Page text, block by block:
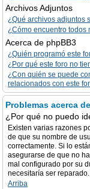
Archivos Adjuntos
¿Qué archivos adjuntos
¿Cómo encuentro todos
Acerca de phpBB3
¿Quién programó este
¿Por qué este foro no
¿Con quién se puede
relacionados con este
Problemas acerca
¿Por qué no puedo
Existen varias razones
de que su nombre de
correctamente. Si lo
asegurarse de que no
mal configurado por su
necesitaría ser reparado.
Arriba